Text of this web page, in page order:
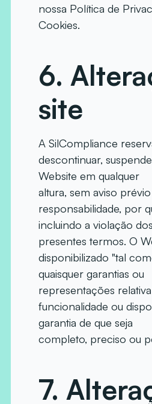
nossa Política de
Cookies.
6.
site
A SilCompliance
descontinuar,
Website em qualquer
altura, sem aviso
responsabilidade, por
incluindo a violação dos
presentes termos. O
disponibilizado "tal
quaisquer garantias ou
representações
funcionalidade ou
garantia de que seja
completo, preciso ou
7.